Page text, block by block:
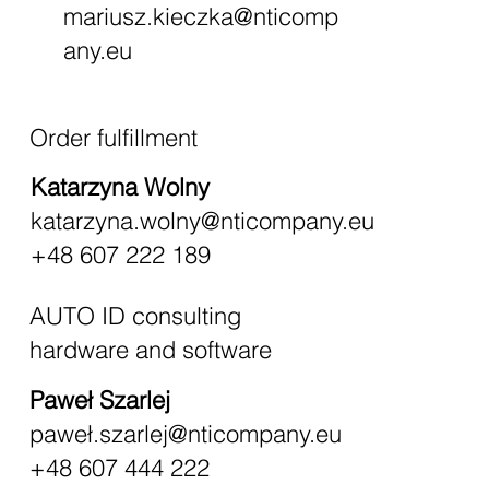
mariusz.kieczka@nticomp
any.eu
Order fulfillment
Katarzyna Wolny
katarzyna.wolny@nticompany.eu
+48 607 222 189
AUTO ID consulting
hardware and software
Paweł Szarlej
paweł.szarlej@nticompany.eu
+48 607 444 222